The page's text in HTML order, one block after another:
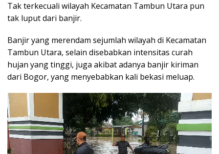
Tak terkecuali wilayah Kecamatan Tambun Utara pun
tak luput dari banjir.
Banjir yang merendam sejumlah wilayah di Kecamatan
Tambun Utara, selain disebabkan intensitas curah
hujan yang tinggi, juga akibat adanya banjir kiriman
dari Bogor, yang menyebabkan kali bekasi meluap.
Pemutar
Video